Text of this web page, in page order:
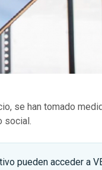
se han tomado
social.
pueden acceder a